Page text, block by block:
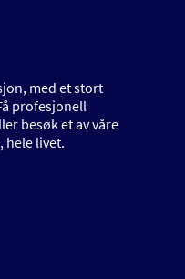
med et stort
profesjonell
besøk et av våre
hele livet.